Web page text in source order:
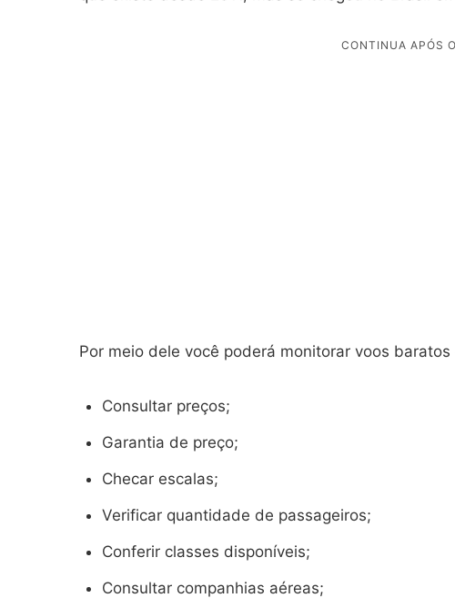
Por meio dele você poderá monitorar voos
Consultar preços;
Garantia de preço;
Checar escalas;
Verificar quantidade de passageiros;
Conferir classes disponíveis;
Consultar companhias aéreas;